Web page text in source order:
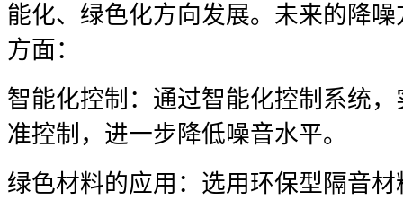
能化、绿色化方向发展。未来的降
方面：
智能化控制：通过智能化控制系统
准控制，进一步降低噪音水平。
绿色材料的应用：选用环保型隔音